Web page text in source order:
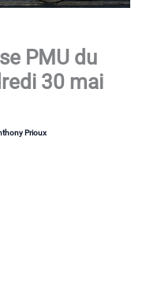
PMU du
30 mai
Prioux